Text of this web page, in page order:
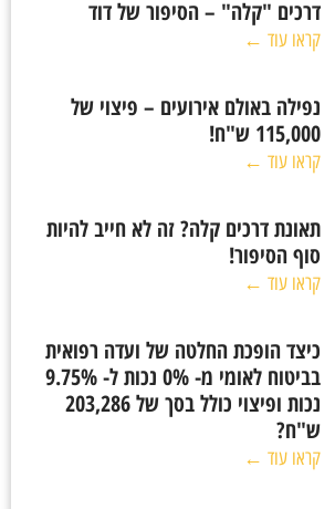
דרכים "קלה" – הסיפור של דוד
קראו עוד ←
נפילה באולם אירועים – פיצוי של
115,000 ש"ח!
קראו עוד ←
תאונת דרכים קלה? זה לא חייב להיות
סוף הסיפור!
קראו עוד ←
כיצד הופכת החלטה של ועדה רפואית
בביטוח לאומי מ- 0% נכות ל- 9.75%
נכות ופיצוי כולל בסך של 203,286
ש"ח?
קראו עוד ←